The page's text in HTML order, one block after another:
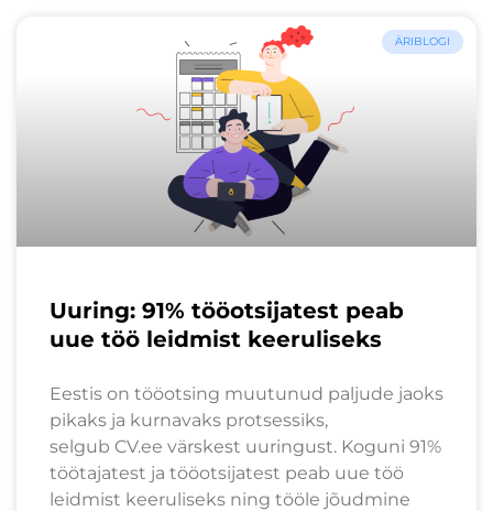
ÄRIBLOGI
Uuring: 91% tööotsijatest peab
uue töö leidmist keeruliseks
Eestis on tööotsing muutunud paljude jaoks
pikaks ja kurnavaks protsessiks,
selgub CV.ee värskest uuringust. Koguni 91%
töötajatest ja tööotsijatest peab uue töö
leidmist keeruliseks ning tööle jõudmine